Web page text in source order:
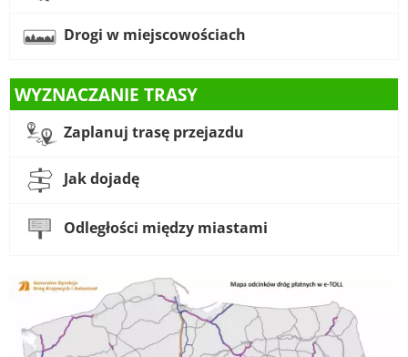
Drogi w miejscowościach
WYZNACZANIE TRASY
Zaplanuj trasę przejazdu
Jak dojadę
Odległości między miastami